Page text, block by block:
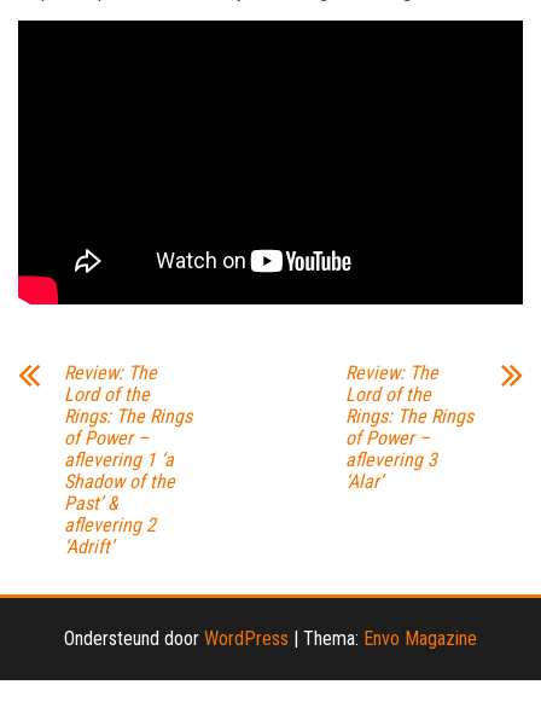
Review: The
Lord of the
Rings: The Rings
of Power –
aflevering 1 ‘a
Shadow of the
Past’ &
aflevering 2
‘Adrift’
Review: The
Lord of the
Rings: The Rings
of Power –
aflevering 3
‘Alar’
Ondersteund door WordPress | Thema: Envo Magazine